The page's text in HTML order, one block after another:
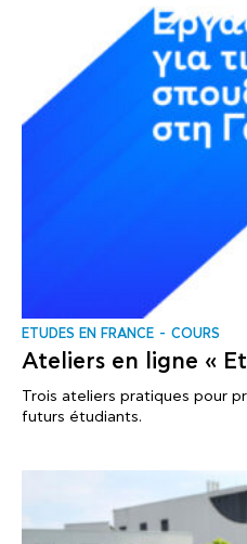
ΕTUDES EN FRANCE COURS
Ateliers en ligne «
Trois ateliers pratiques pour
futurs étudiants.